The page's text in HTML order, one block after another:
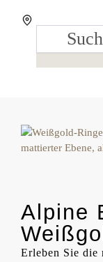
Alpine
Erleben Sie die